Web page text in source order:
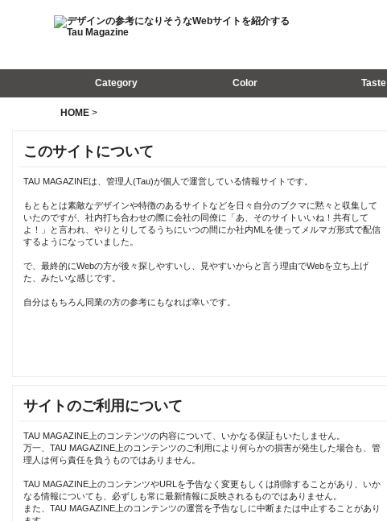
Category Color Taste
HOME>
このサイトについて
TAU MAGAZINEは、管理人(Tau)が個人で運営している情報サイトです。
もともとは素敵なデザインや特徴のあるサイトなどを日々自分のブクマに黙々と収集して
いたのですが、社内打ち合わせの際に会社の同僚に「あ、そのサイトいいね！共有して
よ！」と言われ、やりとりしてるうちにいつの間にか社内MLを使ってメルマガ形式で配信
するようになっていました。
で、最終的にWebの方が後々探しやすいし、見やすいからと言う理由でWebを立ち上げ
た、みたいな感じです。
自分はもちろん同業の方の参考にもなれば幸いです。
サイトのご利用について
TAU MAGAZINE上のコンテンツの内容について、いかなる保証もいたしません。
万一、TAU MAGAZINE上のコンテンツのご利用により何らかの損害が発生した場合も、管
理人は何ら責任を負うものではありません。
TAU MAGAZINE上のコンテンツやURLを予告なく変更もしくは削除することがあり、いか
なる情報についても、必ずしも常に最新情報に反映されるものではありません。
また、TAU MAGAZINE上のコンテンツの運営を予告なしに中断または中止することがあり